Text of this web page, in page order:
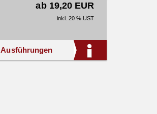
ab 19,20 EUR
inkl. 20 % UST
Ausführungen